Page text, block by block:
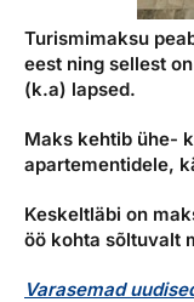
Turismimaksu
eest ning sellest
(k.a) lapsed.
Maks kehtib ühe-
apartementidele,
Keskeltläbi on
öö kohta sõltuvalt
Varasemad